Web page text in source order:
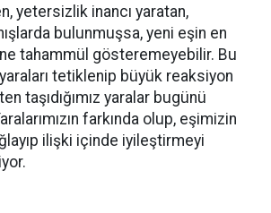
yetersizlik inancı yaratan,
bulunmuşsa, yeni eşin en
tahammül gösteremeyebilir. Bu
tetiklenip büyük reaksiyon
taşıdığımız yaralar bugünü
farkında olup, eşimizin
ilişki içinde iyileştirmeyi